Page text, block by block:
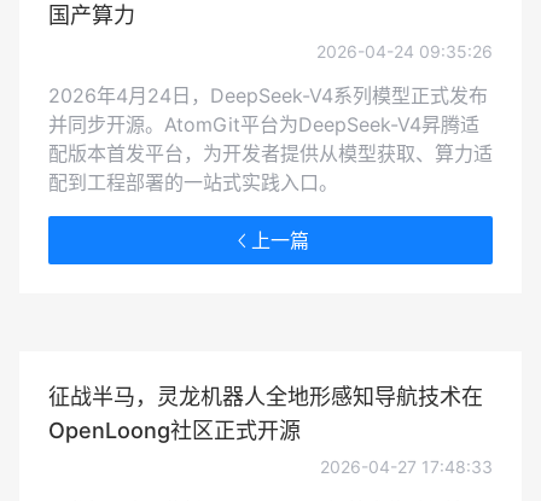
国产算力
2026-04-24 09:35:26
2026年4月24日，DeepSeek-V4系列模型正式发布
并同步开源。AtomGit平台为DeepSeek-V4昇腾适
配版本首发平台，为开发者提供从模型获取、算力适
配到工程部署的一站式实践入口。
上一篇
征战半马，灵龙机器人全地形感知导航技术在
OpenLoong社区正式开源
2026-04-27 17:48:33